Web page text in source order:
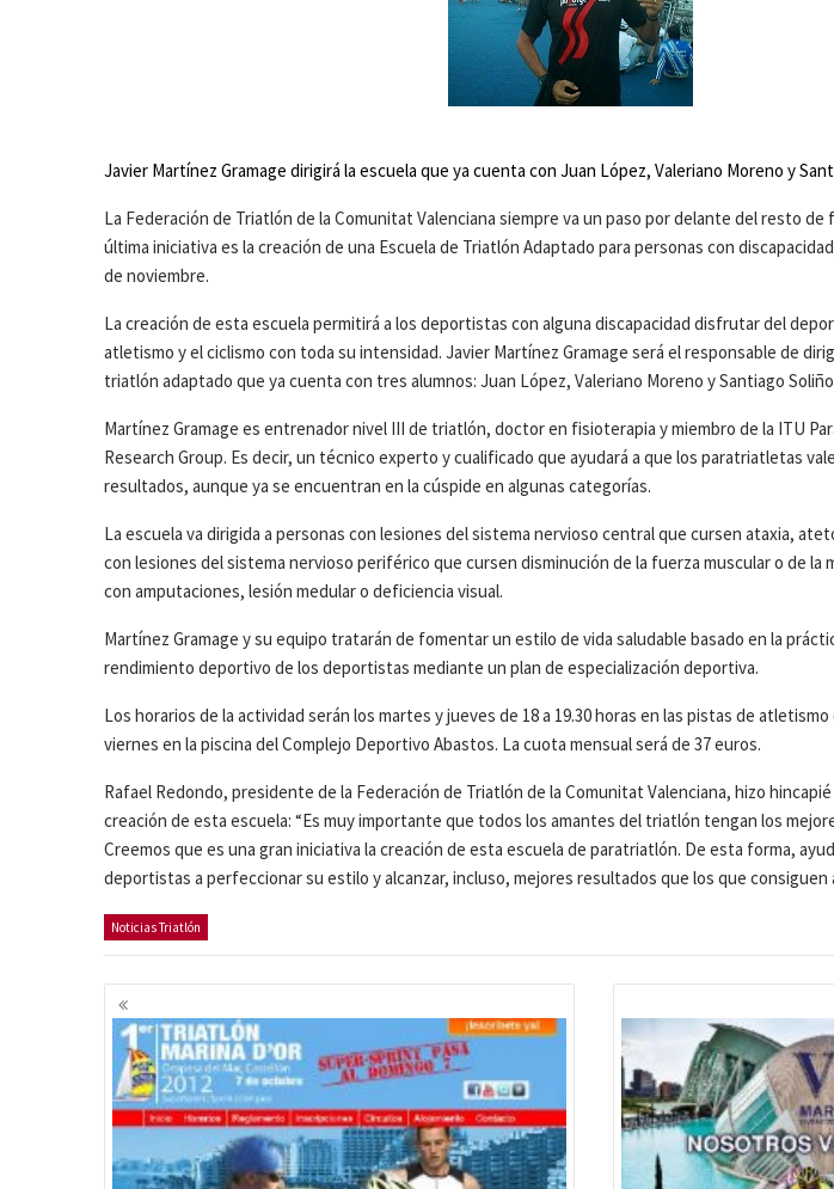
Javier Martínez Gramage dirigirá la escuela que ya cuenta con Juan López, Valeriano Moreno y
La Federación de Triatlón de la Comunitat Valenciana siempre va un paso por delante del resto
última iniciativa es la creación de una Escuela de Triatlón Adaptado para personas con
de noviembre.
La creación de esta escuela permitirá a los deportistas con alguna discapacidad disfrutar del
atletismo y el ciclismo con toda su intensidad. Javier Martínez Gramage será el responsable de
triatlón adaptado que ya cuenta con tres alumnos: Juan López, Valeriano Moreno y Santiago
Martínez Gramage es entrenador nivel III de triatlón, doctor en fisioterapia y miembro de la ITU
Research Group. Es decir, un técnico experto y cualificado que ayudará a que los paratriatletas
resultados, aunque ya se encuentran en la cúspide en algunas categorías.
La escuela va dirigida a personas con lesiones del sistema nervioso central que cursen ataxia,
con lesiones del sistema nervioso periférico que cursen disminución de la fuerza muscular o de la
con amputaciones, lesión medular o deficiencia visual.
Martínez Gramage y su equipo tratarán de fomentar un estilo de vida saludable basado en la
rendimiento deportivo de los deportistas mediante un plan de especialización deportiva.
Los horarios de la actividad serán los martes y jueves de 18 a 19.30 horas en las pistas de
viernes en la piscina del Complejo Deportivo Abastos. La cuota mensual será de 37 euros.
Rafael Redondo, presidente de la Federación de Triatlón de la Comunitat Valenciana, hizo
creación de esta escuela: “Es muy importante que todos los amantes del triatlón tengan los
Creemos que es una gran iniciativa la creación de esta escuela de paratriatlón. De esta forma,
deportistas a perfeccionar su estilo y alcanzar, incluso, mejores resultados que los que consiguen
Noticias Triatlón
Navegación
de
entradas